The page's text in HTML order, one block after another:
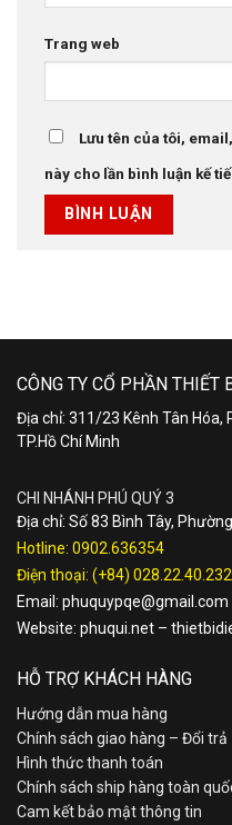
Trang web
Lưu tên của tôi,
này cho lần bình luận kế
CÔNG TY CỔ PHẦN THIẾT
Địa chỉ: 311/23 Kênh Tân Hóa,
TP.Hồ Chí Minh
CHI NHÁNH PHÚ QUÝ 3
Địa chỉ: Số 83 Bình Tây,
Hotline: 0902.636354
Điện thoại: (+84)
Email: phuquypqe@gmail.com
Website: phuqui.net –
HỖ TRỢ KHÁCH HÀNG
Hướng dẫn mua hàng
Chính sách giao hàng – Đổi trả
Hình thức thanh toán
Chính sách ship hàng toàn
Cam kết bảo mật thông tin